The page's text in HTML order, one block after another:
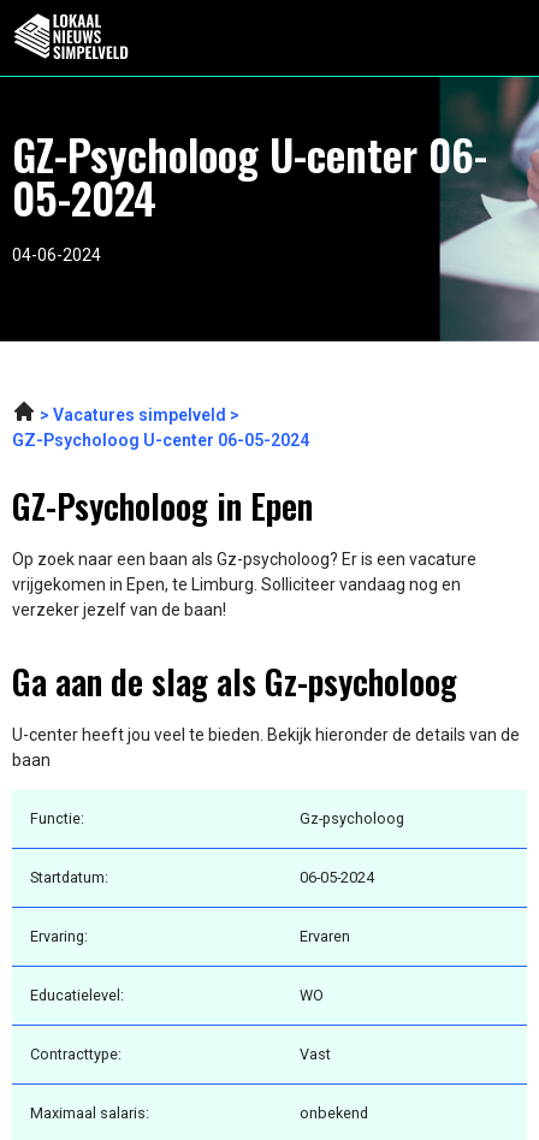
GZ-Psycholoog U-center 06-
05-2024
04-06-2024
Vacatures simpelveld
GZ-Psycholoog U-center 06-05-2024
GZ-Psycholoog in Epen
Op zoek naar een baan als Gz-psycholoog? Er is een vacature
vrijgekomen in Epen, te Limburg. Solliciteer vandaag nog en
verzeker jezelf van de baan!
Ga aan de slag als Gz-psycholoog
U-center heeft jou veel te bieden. Bekijk hieronder de details van de
baan
Functie: Gz-psycholoog
Startdatum: 06-05-2024
Ervaring: Ervaren
Educatielevel: WO
Contracttype: Vast
Maximaal salaris: onbekend